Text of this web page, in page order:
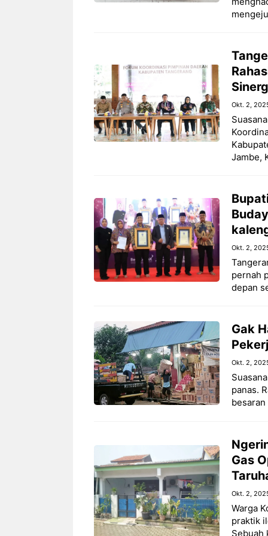
Okt. 2,
Jambe,
Okt. 2,
pernah
depan
Gak
Okt. 2,
panas.
Gas
Okt. 2,
Warga
praktik
Sebuah